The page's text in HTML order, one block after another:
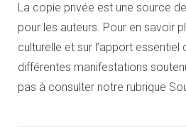
La copie privée est une source
pour les auteurs. Pour en savoir
culturelle et sur l’apport
différentes manifestations
pas à consulter notre rubrique